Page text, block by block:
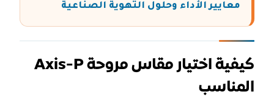
معايير الأداء وحلول التهوية الصناعية
كيفية اختيار مقاس مروحة Axis-P
المناسب